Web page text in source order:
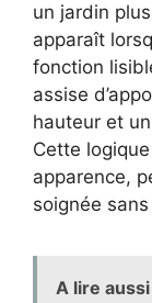
un jardin
apparaît
fonction
assise
hauteur et
Cette
apparence,
soignée
A lire aussi